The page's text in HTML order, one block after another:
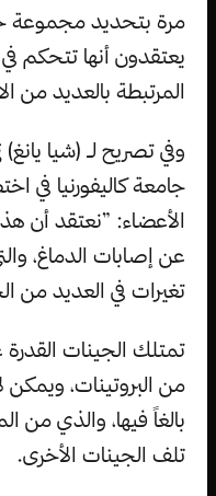
مرة بتحديد مجموعة
يعتقدون أنها تتحكم
المرتبطة بالعديد من
جامعة كاليفورنيا في
الأعضاء: ”نعتقد أن
عن إصابات الدماغ،
تغيرات في العديد من
تمتلك الجينات
من البروتينات،
بالغاً فيها، والذي من
تلف الجينات الأخرى.